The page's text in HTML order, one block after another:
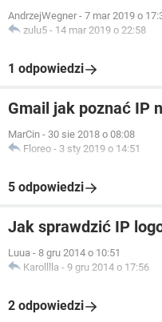
AndrzejWegner - 7 mar 2019 o
zulu5 - 14 mar 2019 o 22:58
1 odpowiedzi
Gmail jak poznać IP
MarCin - 30 sie 2018 o 08:08
Floreo - 3 sty 2019 o 14:51
5 odpowiedzi
Jak sprawdzić IP
Luua - 8 gru 2014 o 10:51
Karolllla - 9 gru 2014 o 17:56
2 odpowiedzi